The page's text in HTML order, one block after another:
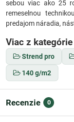
sebou viac ako 25
remeselnou
predajom náradia,
Viac z kategórie
Strend pro
140 g/m2
Recenzie 0